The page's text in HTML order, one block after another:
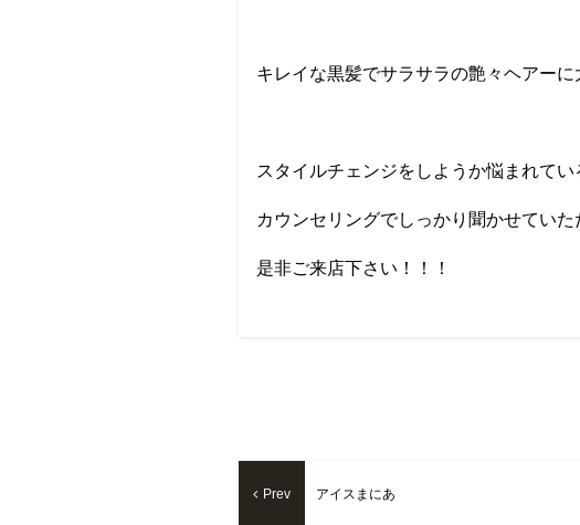
キレイな黒髪でサラサラの艶々ヘアーに
スタイルチェンジをしようか悩まれてい
カウンセリングでしっかり聞かせてい
是非ご来店下さい！！！
Prev アイスまにあ